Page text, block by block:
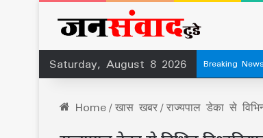
Saturday, August 8 2026
Breaking News
Home/खास खबर/राज्यपाल डेका से